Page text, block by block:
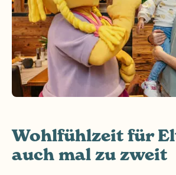
Wohlfühlzeit für
auch mal zu zweit